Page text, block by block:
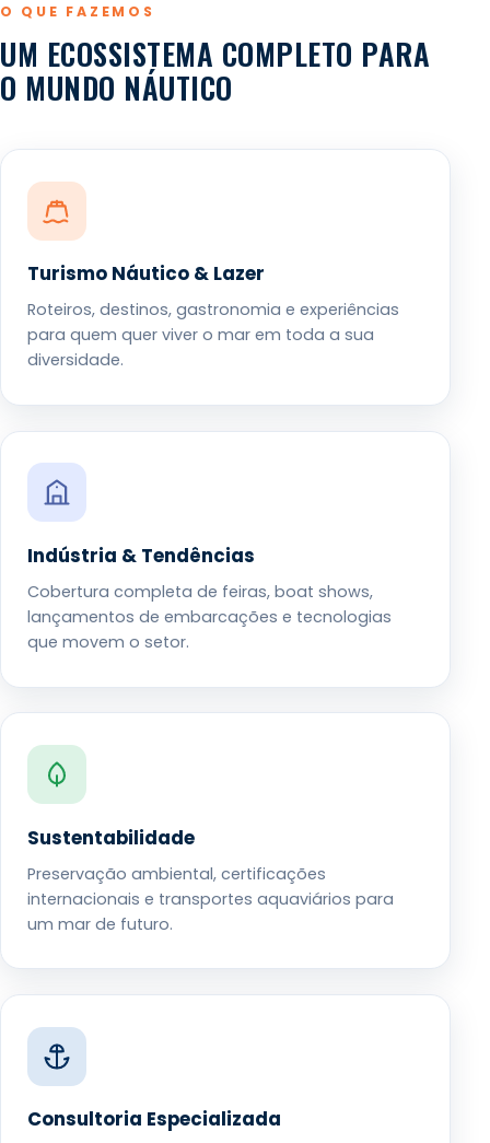
O QUE FAZEMOS
UM ECOSSISTEMA COMPLETO PARA
O MUNDO NÁUTICO
Turismo Náutico & Lazer
Roteiros, destinos, gastronomia e experiências
para quem quer viver o mar em toda a sua
diversidade.
Indústria & Tendências
Cobertura completa de feiras, boat shows,
lançamentos de embarcações e tecnologias
que movem o setor.
Sustentabilidade
Preservação ambiental, certificações
internacionais e transportes aquaviários para
um mar de futuro.
Consultoria Especializada